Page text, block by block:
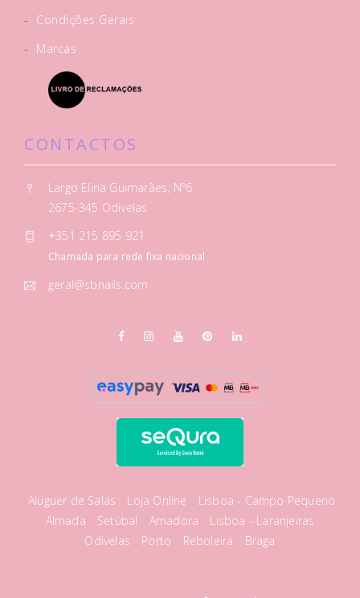
-
Condições Gerais
-
Marcas
CONTACTOS
Largo Elina Guimarães, Nº6
2675-345 Odivelas
+351 215 895 921
Chamada para rede fixa nacional
geral@sbnails.com
Aluguer de Salas Loja Online
Lisboa - Campo Pequeno
Almada
Setúbal Amadora
Lisboa - Laranjeiras
Odivelas
Porto Reboleira Braga